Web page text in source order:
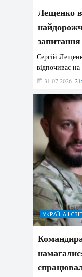
Лещенко
Сергій
відпочиває
31.07.2026
УКРАЇНА І